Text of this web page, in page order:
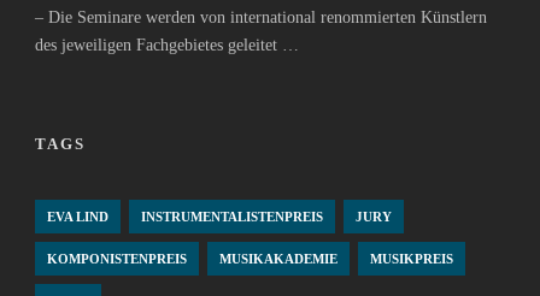
– Die Seminare werden von international renommierten Künstlern
des jeweiligen Fachgebietes geleitet …
TAGS
EVA LIND INSTRUMENTALISTENPREIS JURY
KOMPONISTENPREIS MUSIKAKADEMIE MUSIKPREIS